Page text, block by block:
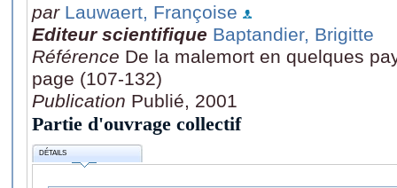
par Lauwaert, Françoise
Editeur scientifique Baptandier, Brigitte
Référence De la malemort en quelques
page (107-132)
Publication Publié, 2001
Partie d'ouvrage collectif
DÉTAILS